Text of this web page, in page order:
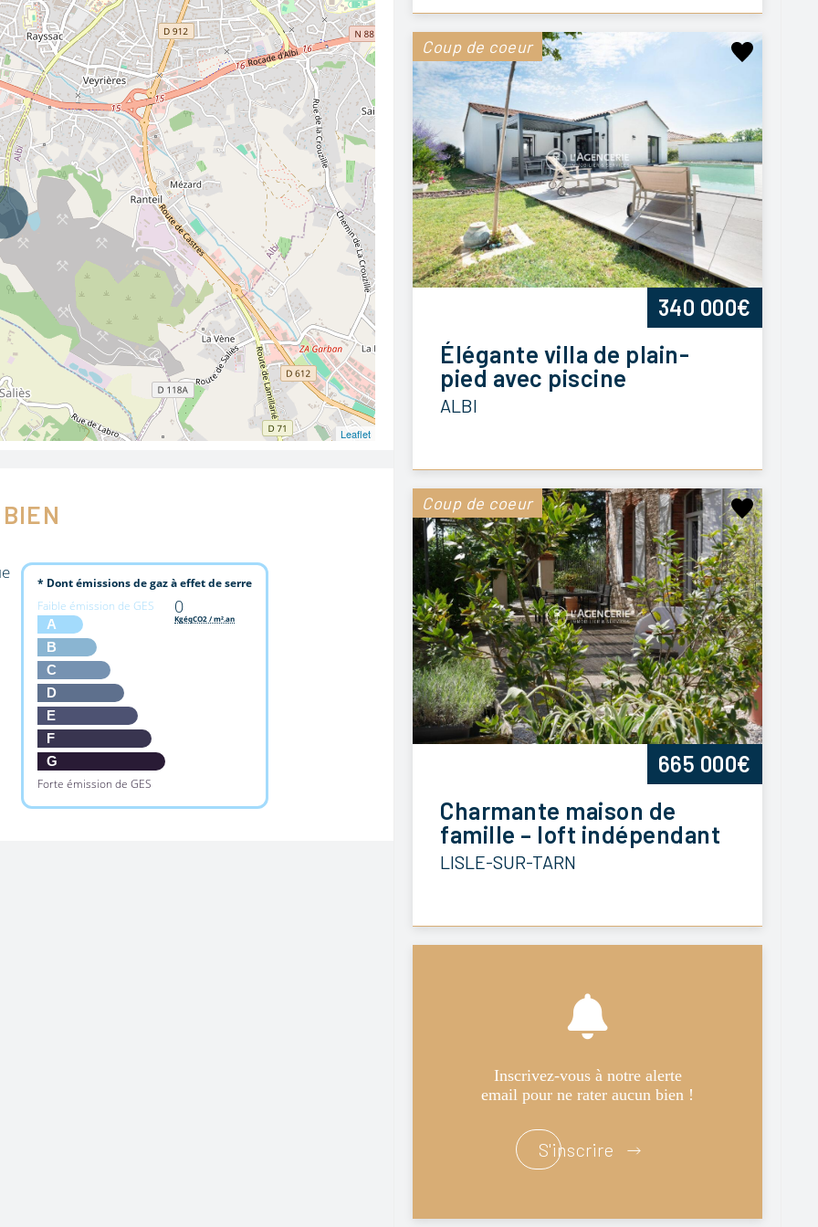
Leaflet
* Dont émissions de gaz à effet de serre
Faible émission de GES
A
B
C
D
E
F
G
Forte émission de GES
0
KgéqCO2 / m².an
Coup de coeur
Élégante villa de plain-
pied avec piscine
ALBI
340 000€
Coup de coeur
Charmante maison de
famille – loft indépendant
LISLE-SUR-TARN
665 000€
Inscrivez-vous à notre alerte
email pour ne rater aucun bien !
S'inscrire